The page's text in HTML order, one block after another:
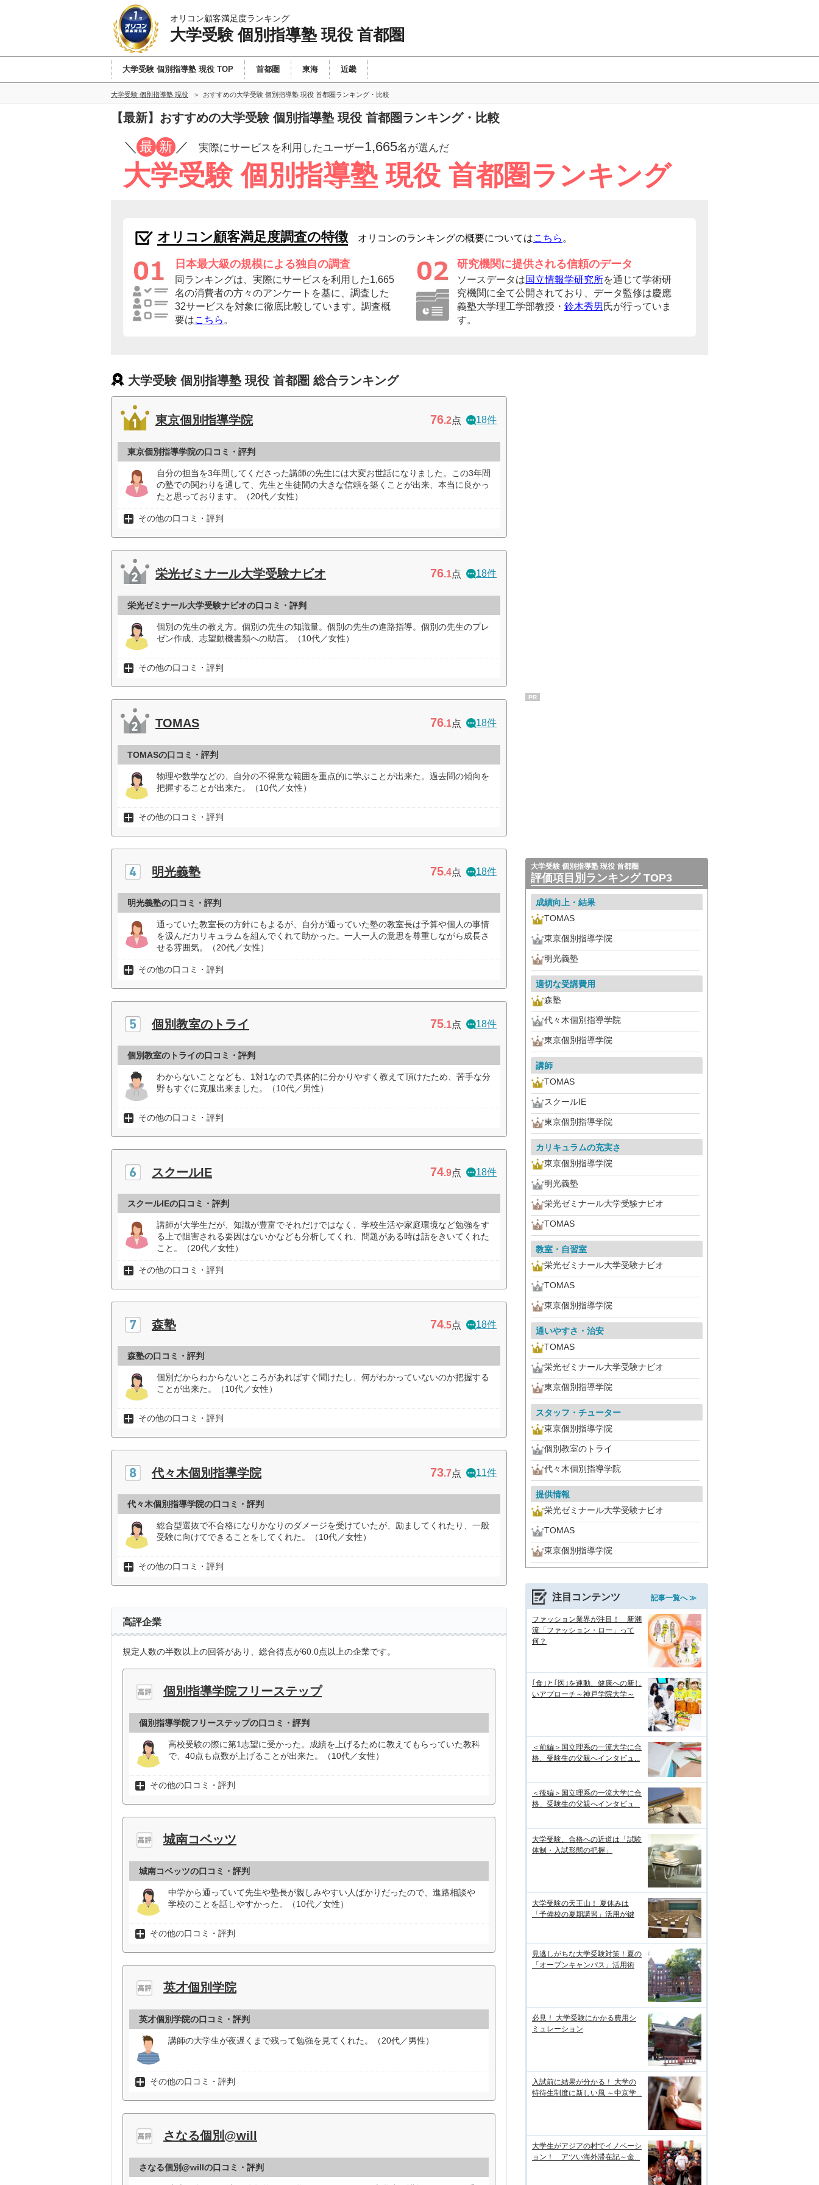
オリコン顧客満足度ランキング
大学受験 個別指導塾 現役 首都圏
大学受験 個別指導塾 現役 TOP 首都圏 東海 近畿
大学受験 個別指導塾 現役 おすすめの大学受験 個別指導塾 現役 首都圏ランキング・比較
【最新】おすすめの大学受験 個別指導塾 現役 首都圏ランキング・比較
／ 最 新 ／ 実際にサービスを利用したユーザー1,665名が選んだ
大学受験 個別指導塾 現役 首都圏ランキング
オリコン顧客満足度調査の特徴 オリコンのランキングの概要についてはこちら 。
日本最大級の規模による独自の調査
同ランキングは、実際にサービスを利用した1,665
名の消費者の方々のアンケートを基に、調査した
32サービスを対象に徹底比較しています。調査概
要はこちら 。
研究機関に提供される信頼のデータ
ソースデータは国立情報学研究所を通じて学術研
究機関に全て公開されており、データ監修は慶應
義塾大学理工学部教授・ 鈴木秀男 氏が行っていま
す。
大学受験 個別指導塾 現役 首都圏 総合ランキング
東京個別指導学院 76.2点 18件
東京個別指導学院の口コミ・評判
自分の担当を3年間してくださった講師の先生には大変お世話になりました。この3年間
の塾での関わりを通して、先生と生徒間の大きな信頼を築くことが出来、本当に良かっ
たと思っております。（20代／女性）
その他の口コミ・評判
栄光ゼミナール大学受験ナビオ 76.1点 18件
栄光ゼミナール大学受験ナビオの口コミ・評判
個別の先生の教え方。個別の先生の知識量。個別の先生の進路指導。個別の先生のプレ
ゼン作成、志望動機書類への助言。（10代／女性）
その他の口コミ・評判
TOMAS 76.1点 18件
TOMASの口コミ・評判
物理や数学などの、自分の不得意な範囲を重点的に学ぶことが出来た。過去問の傾向を
把握することが出来た。（10代／女性）
その他の口コミ・評判
明光義塾 75.4点 18件
明光義塾の口コミ・評判
通っていた教室長の方針にもよるが、自分が通っていた塾の教室長は予算や個人の事情
を汲んだカリキュラムを組んでくれて助かった。一人一人の意思を尊重しながら成長さ
せる雰囲気。（20代／女性）
その他の口コミ・評判
個別教室のトライ 75.1点 18件
個別教室のトライの口コミ・評判
わからないことなども、1対1なので具体的に分かりやすく教えて頂けたため、苦手な分
野もすぐに克服出来ました。（10代／男性）
その他の口コミ・評判
スクールIE 74.9点 18件
スクールIEの口コミ・評判
講師が大学生だが、知識が豊富でそれだけではなく、学校生活や家庭環境など勉強をす
る上で阻害される要因はないかなども分析してくれ、問題がある時は話をきいてくれた
こと。（20代／女性）
その他の口コミ・評判
森塾 74.5点 18件
森塾の口コミ・評判
個別だからわからないところがあればすぐ聞けたし、何がわかっていないのか把握する
ことが出来た。（10代／女性）
その他の口コミ・評判
代々木個別指導学院 73.7点 11件
代々木個別指導学院の口コミ・評判
総合型選抜で不合格になりかなりのダメージを受けていたが、励ましてくれたり、一般
受験に向けてできることをしてくれた。（10代／女性）
その他の口コミ・評判
高評企業
規定人数の半数以上の回答があり、総合得点が60.0点以上の企業です。
個別指導学院フリーステップ
個別指導学院フリーステップの口コミ・評判
高校受験の際に第1志望に受かった。成績を上げるために教えてもらっていた教科
で、40点も点数が上げることが出来た。（10代／女性）
その他の口コミ・評判
城南コベッツ
城南コベッツの口コミ・評判
中学から通っていて先生や塾長が親しみやすい人ばかりだったので、進路相談や
学校のことを話しやすかった。（10代／女性）
その他の口コミ・評判
英才個別学院
英才個別学院の口コミ・評判
講師の大学生が夜遅くまで残って勉強を見てくれた。（20代／男性）
その他の口コミ・評判
さなる個別@will
さなる個別@willの口コミ・評判
PR
大学受験 個別指導塾 現役 首都圏
評価項目別ランキング TOP3
成績向上・結果
TOMAS
東京個別指導学院
明光義塾
適切な受講費用
森塾
代々木個別指導学院
東京個別指導学院
講師
TOMAS
スクールIE
東京個別指導学院
カリキュラムの充実さ
東京個別指導学院
明光義塾
栄光ゼミナール大学受験ナビオ
TOMAS
教室・自習室
栄光ゼミナール大学受験ナビオ
TOMAS
東京個別指導学院
通いやすさ・治安
TOMAS
栄光ゼミナール大学受験ナビオ
東京個別指導学院
スタッフ・チューター
東京個別指導学院
個別教室のトライ
代々木個別指導学院
提供情報
栄光ゼミナール大学受験ナビオ
TOMAS
東京個別指導学院
注目コンテンツ 記事一覧へ ≫
ファッション業界が注目！ 新潮
流「ファッション・ロー」って
何？
｢食｣と｢医｣を連動、健康への新し
いアプローチ～神戸学院大学～
＜前編＞国立理系の一流大学に合
格、受験生の父親へインタビュ...
＜後編＞国立理系の一流大学に合
格、受験生の父親へインタビュ...
大学受験、合格への近道は「試験
体制・入試形態の把握」
大学受験の天王山！ 夏休みは
「予備校の夏期講習」活用が鍵
見逃しがちな大学受験対策！夏の
「オープンキャンパス」活用術
必見！ 大学受験にかかる費用シ
ミュレーション
入試前に結果が分かる！ 大学の
特待生制度に新しい風 ～中京学...
大学生がアジアの村でイノベーシ
ョン！ アツい海外滞在記～金...